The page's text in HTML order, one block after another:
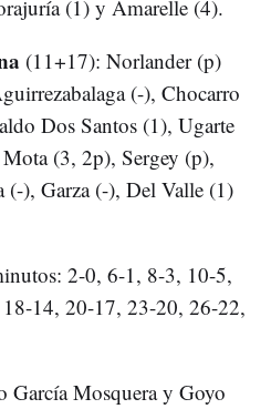
(1) y Amarelle (4).
(11+17): Norlander (p)
(-), Chocarro
Dos Santos (1), Ugarte
(3, 2p), Sergey (p),
(-), Garza (-), Del Valle (1)
2-0, 6-1, 8-3, 10-5,
14, 20-17, 23-20, 26-22,
García Mosquera y Goyo